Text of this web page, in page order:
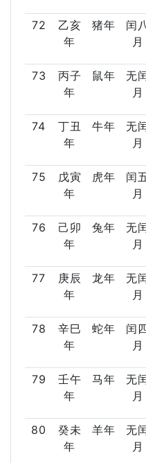
72
乙亥
年
猪年
闰
月
73
丙子
年
鼠年
无
月
74
丁丑
年
牛年
无
月
75
戊寅
年
虎年
闰
月
76
己卯
年
兔年
无
月
77
庚辰
年
龙年
无
月
78
辛巳
年
蛇年
闰
月
79
壬午
年
马年
无
月
80
癸未
年
羊年
无
月